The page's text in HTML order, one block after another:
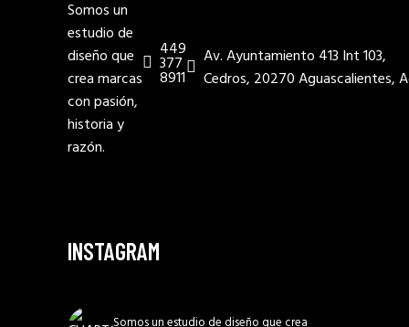
Somos un
estudio de
diseño que
crea marcas
con pasión,
historia y
razón.
449
377
8911
Av. Ayuntamiento 413 Int 103,
Cedros, 20270 Aguascalientes,
INSTAGRAM
Somos un estudio de diseño que crea